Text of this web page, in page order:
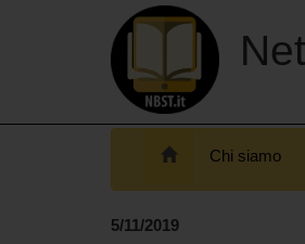
Chi siamo
5/11/2019